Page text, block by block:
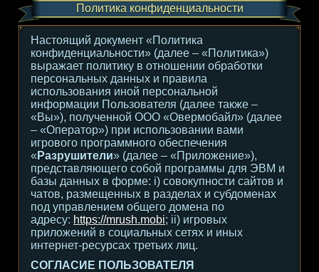
Политика конфиденциальности
Настоящий документ «Политика
конфиденциальности» (далее – «Политика»)
выражает политику в отношении обработки
персональных данных и правила
использования иной персональной
информации Пользователя (далее также –
«Вы»), полученной ООО «Овермобайл» (далее
– «Оператор») при использовании вами
игрового программного обеспечения
«Разрушители» (далее – «Приложение»),
представляющего собой программы для ЭВМ и
базы данных в форме: i) совокупности сайтов и
чатов, размещенных в разделах и субдоменах
под управлением общего домена по
адресу: https://mrush.mobi; ii) игровых
приложений в социальных сетях и иных
интернет-ресурсах третьих лиц.
СОГЛАСИЕ ПОЛЬЗОВАТЕЛЯ